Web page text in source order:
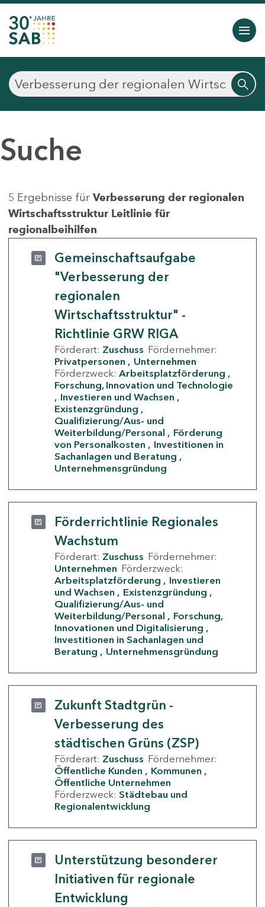
Suche
5 Ergebnisse für Verbesserung der regionalen
Wirtschaftsstruktur Leitlinie für
regionalbeihilfen
Gemeinschaftsaufgabe
"Verbesserung der
regionalen
Wirtschaftsstruktur" -
Richtlinie GRW RIGA
Förderart: Zuschuss Fördernehmer:
Privatpersonen
Unternehmen
Förderzweck: Arbeitsplatzförderung
Forschung, Innovation und Technologie
Investieren und Wachsen
Existenzgründung
Qualifizierung/Aus- und
Weiterbildung/Personal
Förderung
von Personalkosten
Investitionen in
Sachanlagen und Beratung
Unternehmensgründung
Förderrichtlinie Regionales
Wachstum
Förderart: Zuschuss Fördernehmer:
Unternehmen Förderzweck:
Arbeitsplatzförderung
Investieren
und Wachsen
Existenzgründung
Qualifizierung/Aus- und
Weiterbildung/Personal
Forschung,
Innovationen und Digitalisierung
Investitionen in Sachanlagen und
Beratung
Unternehmensgründung
Zukunft Stadtgrün -
Verbesserung des
städtischen Grüns (ZSP)
Förderart: Zuschuss Fördernehmer:
Öffentliche Kunden
Kommunen
Öffentliche Unternehmen
Förderzweck: Städtebau und
Regionalentwicklung
Unterstützung besonderer
Initiativen für regionale
Entwicklung